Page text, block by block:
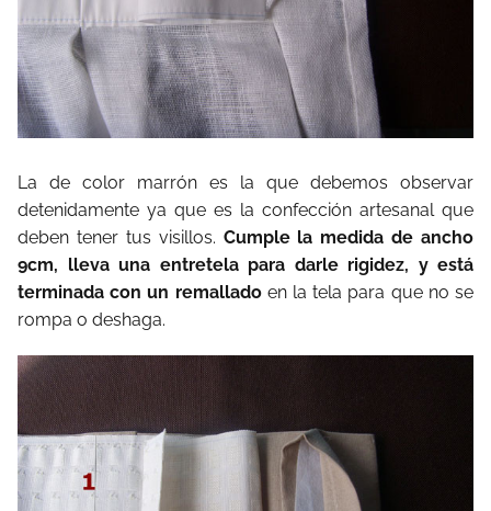
La de color marrón es la que debemos observar
detenidamente ya que es la confección artesanal que
deben tener tus visillos. Cumple la medida de ancho
9cm, lleva una entretela para darle rigidez, y está
terminada con un remalladoen la tela para que no se
rompa o deshaga.